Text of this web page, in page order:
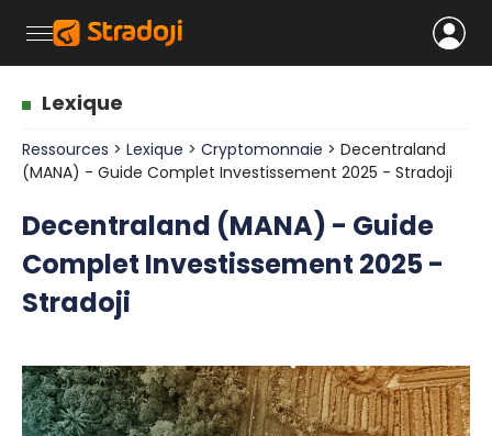
Lexique
Ressources > Lexique > Cryptomonnaie > Decentraland
(MANA) - Guide Complet Investissement 2025 - Stradoji
Decentraland (MANA) - Guide
Complet Investissement 2025 -
Stradoji